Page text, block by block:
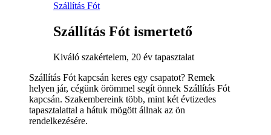
Szállítás Fót
Szállítás Fót ismertető
Kiváló szakértelem, 20 év tapasztalat
Szállítás Fót kapcsán keres egy csapatot? Remek
helyen jár, cégünk örömmel segít önnek Szállítás Fót
kapcsán. Szakembereink több, mint két évtizedes
tapasztalattal a hátuk mögött állnak az ön
rendelkezésére.